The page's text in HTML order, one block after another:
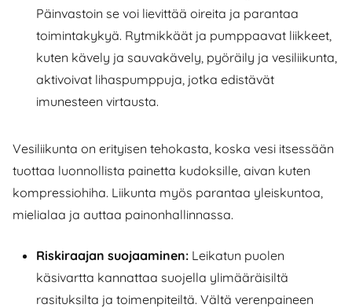
Päinvastoin se voi lievittää oireita ja parantaa
toimintakykyä. Rytmikkäät ja pumppaavat liikkeet,
kuten kävely ja sauvakävely, pyöräily ja vesiliikunta,
aktivoivat lihaspumppuja, jotka edistävät
imunesteen virtausta.
Vesiliikunta on erityisen tehokasta, koska vesi itsessään
tuottaa luonnollista painetta kudoksille, aivan kuten
kompressiohiha. Liikunta myös parantaa yleiskuntoa,
mielialaa ja auttaa painonhallinnassa.
Riskiraajan suojaaminen: Leikatun puolen
käsivartta kannattaa suojella ylimääräisiltä
rasituksilta ja toimenpiteiltä. Vältä verenpaineen